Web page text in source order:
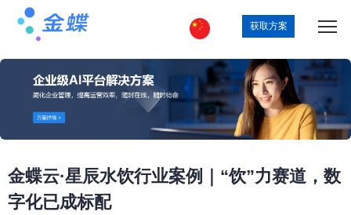
获取方案
金蝶云·星辰水饮行业案例｜“饮”力赛道，数
字化已成标配